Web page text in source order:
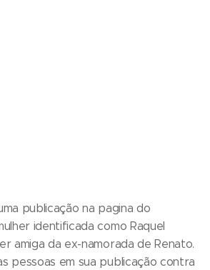
publicação na pagina do
identificada como Raquel
amiga da ex-namorada de Renato.
pessoas em sua publicação contra